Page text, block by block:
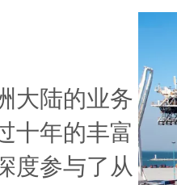
大陆的业务
十年的丰富
度参与了从